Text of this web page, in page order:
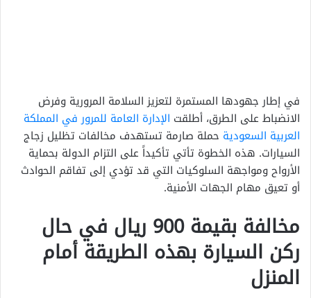
في إطار جهودها المستمرة لتعزيز السلامة المرورية وفرض
الانضباط على الطرق، أطلقت الإدارة العامة للمرور في المملكة
العربية السعودية حملة صارمة تستهدف مخالفات تظليل زجاج
السيارات. هذه الخطوة تأتي تأكيداً على التزام الدولة بحماية
الأرواح ومواجهة السلوكيات التي قد تؤدي إلى تفاقم الحوادث
أو تعيق مهام الجهات الأمنية.
مخالفة بقيمة 900 ريال في حال
ركن السيارة بهذه الطريقة أمام
المنزل